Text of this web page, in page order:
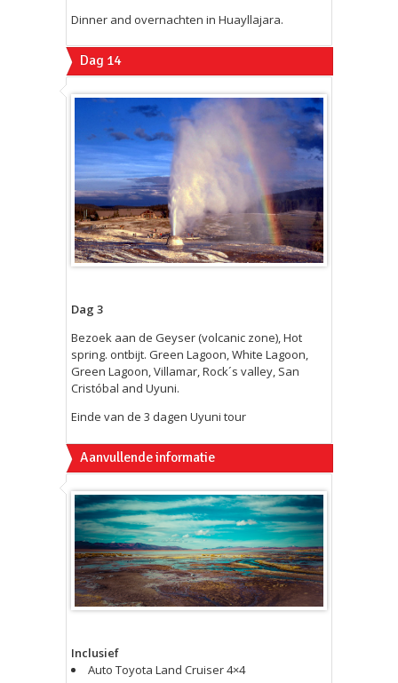
Dinner and overnachten in Huayllajara.
Dag 14
Dag 3
Bezoek aan de Geyser (volcanic zone), Hot
spring. ontbijt. Green Lagoon, White Lagoon,
Green Lagoon, Villamar, Rock´s valley, San
Cristóbal and Uyuni.
Einde van de 3 dagen Uyuni tour
Aanvullende informatie
Inclusief
Auto Toyota Land Cruiser 4×4